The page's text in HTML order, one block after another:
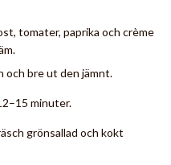
tomater, paprika och crème
och bre ut den jämnt.
minuter.
grönsallad och kokt